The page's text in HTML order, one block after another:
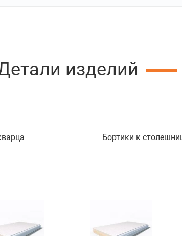
изделий
Бортики к